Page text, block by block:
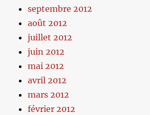
septembre 2012
août 2012
juillet 2012
juin 2012
mai 2012
avril 2012
mars 2012
février 2012